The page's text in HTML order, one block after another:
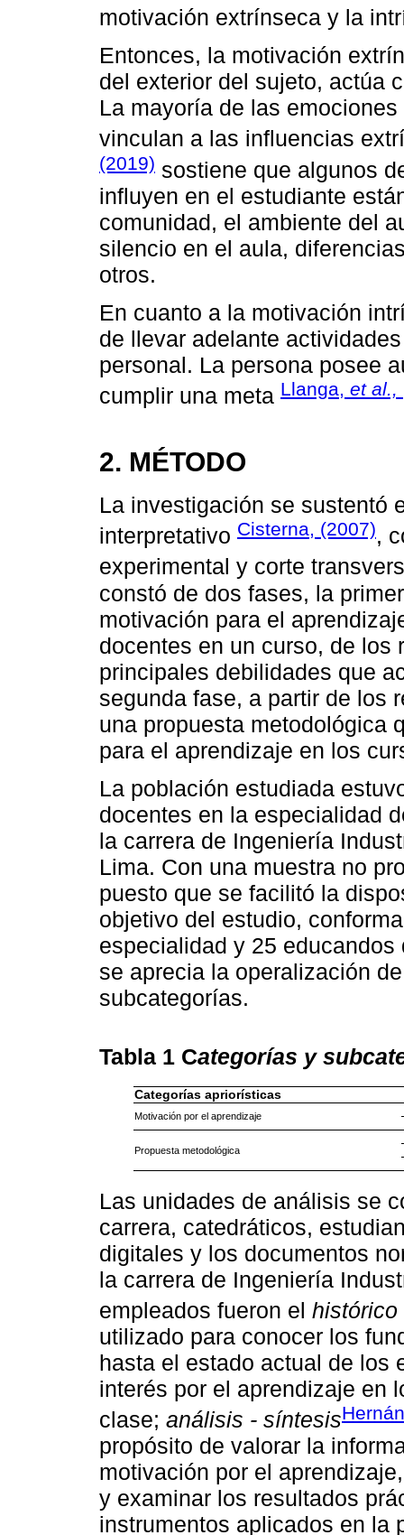
motivación extrínseca y la
Entonces, la motivación
del exterior del sujeto, actúa
La mayoría de las
vinculan a las influencias
(2019) sostiene que algunos
influyen en el estudiante
comunidad, el ambiente del
silencio en el aula,
otros.
En cuanto a la motivación
de llevar adelante
personal. La persona posee
cumplir una meta Llanga, et al.,
2. MÉTODO
La investigación se sustentó
interpretativo Cisterna, (2007),
experimental y corte
constó de dos fases, la
motivación para el
docentes en un curso, de los
principales debilidades que
segunda fase, a partir de los
una propuesta metodológica
para el aprendizaje en los
La población estudiada
docentes en la especialidad
la carrera de Ingeniería
Lima. Con una muestra no
puesto que se facilitó la
objetivo del estudio,
especialidad y 25
se aprecia la operalización
subcategorías.
Tabla 1 Categorías y
Categorías apriorísticas
Motivación por el aprendizaje
Propuesta metodológica
Las unidades de análisis se
carrera, catedráticos,
digitales y los documentos
la carrera de Ingeniería
empleados fueron el histórico
utilizado para conocer los
hasta el estado actual de los
interés por el aprendizaje en
clase; análisis - síntesis
propósito de valorar la
motivación por el
y examinar los resultados
instrumentos aplicados en la